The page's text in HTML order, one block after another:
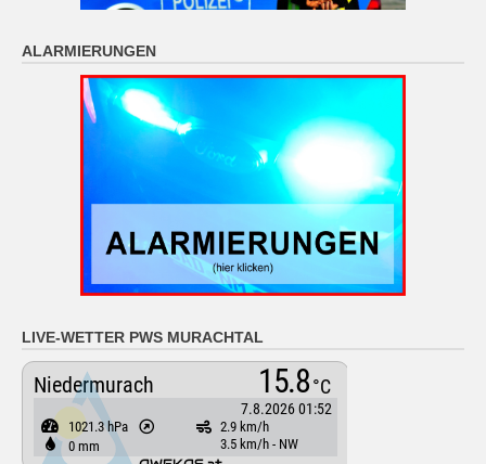
ALARMIERUNGEN
LIVE-WETTER PWS MURACHTAL